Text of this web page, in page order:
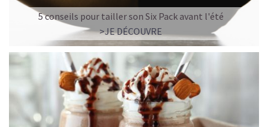
5 conseils pour tailler son Six Pack avant l'été
>JE DÉCOUVRE